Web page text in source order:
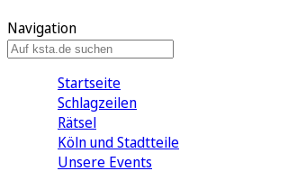
Navigation
Startseite
Schlagzeilen
Rätsel
Köln und Stadtteile
Unsere Events